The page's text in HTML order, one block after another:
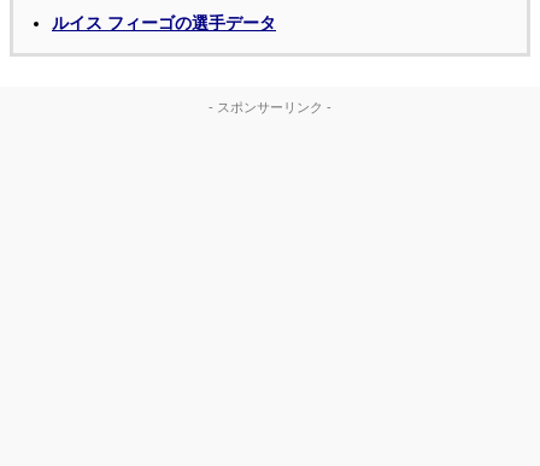
ルイス フィーゴの選手データ
- スポンサーリンク -